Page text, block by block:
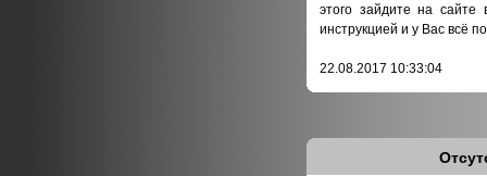
этого зайдите на сайте
инструкцией и у Вас всё
22.08.2017 10:33:04